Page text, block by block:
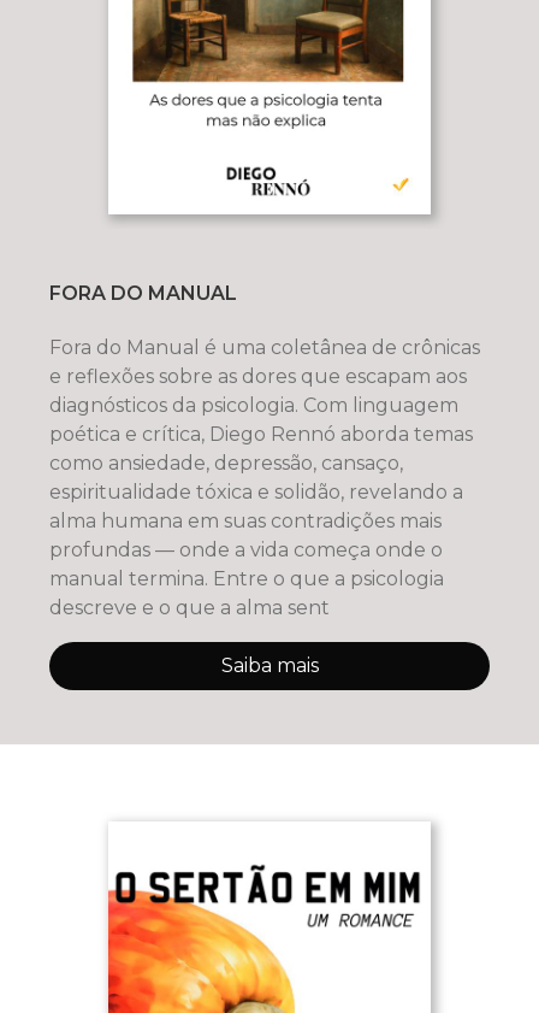
FORA DO MANUAL
Fora do Manual é uma coletânea de crônicas
e reflexões sobre as dores que escapam aos
diagnósticos da psicologia. Com linguagem
poética e crítica, Diego Rennó aborda temas
como ansiedade, depressão, cansaço,
espiritualidade tóxica e solidão, revelando a
alma humana em suas contradições mais
profundas — onde a vida começa onde o
manual termina. Entre o que a psicologia
descreve e o que a alma sent
Saiba mais